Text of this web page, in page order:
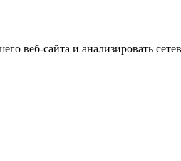
веб-сайта и анализировать